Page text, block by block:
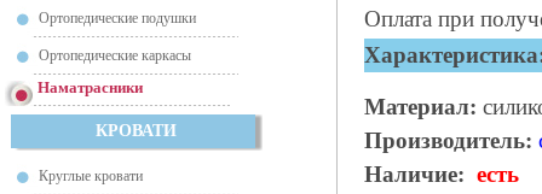
Ортопедические подушки
Ортопедические каркасы
Наматрасники
КРОВАТИ
Круглые кровати
Оплата при
Материал:
Производитель:
Наличие: есть